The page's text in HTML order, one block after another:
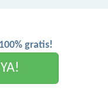
gratis!